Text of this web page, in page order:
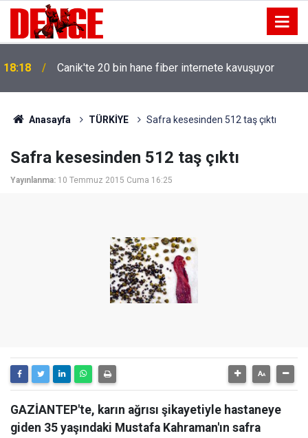
18:18 Canik'te 20 bin hane fiber internete kavuşuyor
Anasayfa TÜRKİYE Safra kesesinden 512 taş çıktı
Safra kesesinden 512 taş çıktı
Yayınlanma: 10 Temmuz 2015 Cuma 16:25
GAZİANTEP'te, karın ağrısı şikayetiyle hastaneye
giden 35 yaşındaki Mustafa Kahraman'ın safra